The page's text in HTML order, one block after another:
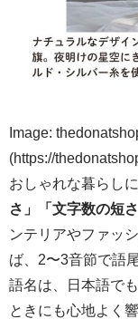
Image:
(https://
おしゃれな暮らし
さ」「文字数の短
ンテリアやファッ
ば、2〜3音節で語
語名は、日本語で
ときにも心地よく響